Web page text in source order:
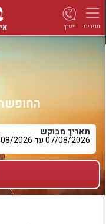
תפריט ייעוץ
תאריך מבוקש